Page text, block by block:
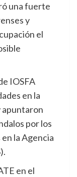
una fuerte
y
el
IOSFA
en la
apuntaron
por los
la Agencia
en el